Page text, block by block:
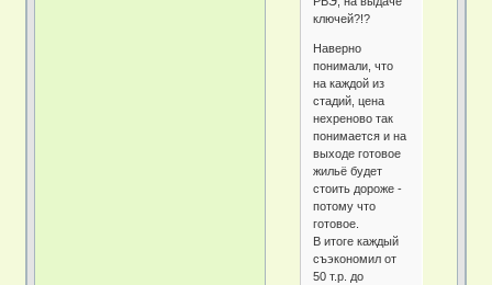
ключей?!?
Наверно
понимали, что
на каждой из
стадий, цена
нехреново так
понимается и на
выходе готовое
жильё будет
стоить дороже -
потому что
готовое.
В итоге каждый
съэкономил от
50 т.р. до